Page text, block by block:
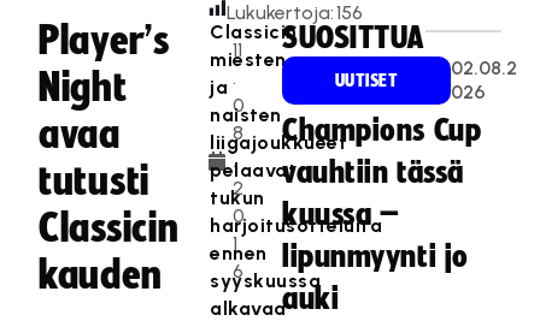
Player’s
Night
avaa
tutusti
Classicin
kauden
11
.
0
8
.
2
0
1
6
Lukukertoja:156
Classicin
miesten
ja
naisten
liigajoukkueet
pelaavat
tukun
harjoitusotteluita
ennen
syyskuussa
alkavaa
SUOSITTUA
UUTISET
02.08.2
026
Champions Cup
vauhtiin tässä
kuussa –
lipunmyynti jo
auki